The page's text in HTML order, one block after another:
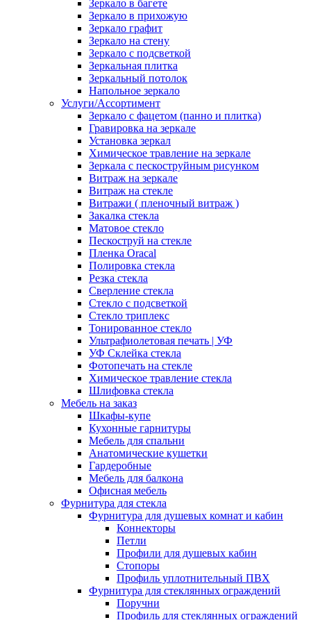
Зеркало в багете
Зеркало в прихожую
Зеркало графит
Зеркало на стену
Зеркало с подсветкой
Зеркальная плитка
Зеркальный потолок
Напольное зеркало
Услуги/Ассортимент
Зеркало с фацетом (панно и плитка)
Гравировка на зеркале
Установка зеркал
Химическое травление на зеркале
Зеркала с пескоструйным рисунком
Витраж на зеркале
Витраж на стекле
Витражи ( пленочный витраж )
Закалка стекла
Матовое стекло
Пескоструй на стекле
Пленка Oracal
Полировка стекла
Резка стекла
Сверление стекла
Стекло с подсветкой
Стекло триплекс
Тонированное стекло
Ультрафиолетовая печать | УФ
УФ Склейка стекла
Фотопечать на стекле
Химическое травление стекла
Шлифовка стекла
Мебель на заказ
Шкафы-купе
Кухонные гарнитуры
Мебель для спальни
Анатомические кушетки
Гардеробные
Мебель для балкона
Офисная мебель
Фурнитура для стекла
Фурнитура для душевых комнат и кабин
Коннекторы
Петли
Профили для душевых кабин
Стопоры
Профиль уплотнительный ПВХ
Фурнитура для стеклянных ограждений
Поручни
Профиль для стеклянных ограждений